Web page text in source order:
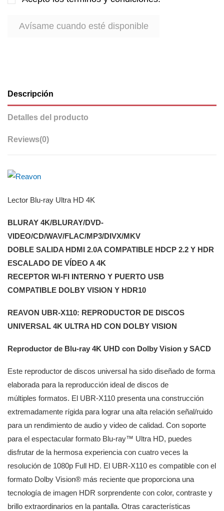
Descripción
Detalles del producto
Reviews(0)
Lector Blu-ray Ultra HD 4K
BLURAY 4K/BLURAY/DVD-
VIDEO/CD/WAV/FLAC/MP3/DIVX/MKV
DOBLE SALIDA HDMI 2.0A COMPATIBLE HDCP 2.2 Y HDR
ESCALADO DE VÍDEO A 4K
RECEPTOR WI-FI INTERNO Y PUERTO USB
COMPATIBLE DOLBY VISION Y HDR10
REAVON UBR-X110: REPRODUCTOR DE DISCOS
UNIVERSAL 4K ULTRA HD CON DOLBY VISION
Reproductor de Blu-ray 4K UHD con Dolby Vision y SACD
Este reproductor de discos universal ha sido diseñado de forma
elaborada para la reproducción ideal de discos de
múltiples formatos. El UBR-X110 presenta una construcción
extremadamente rígida para lograr una alta relación señal/ruido
para un rendimiento de audio y video de calidad. Con soporte
para el espectacular formato Blu-ray™ Ultra HD, puedes
disfrutar de la hermosa experiencia con cuatro veces la
resolución de 1080p Full HD. El UBR-X110 es compatible con el
formato Dolby Vision® más reciente que proporciona una
tecnología de imagen HDR sorprendente con color, contraste y
brillo extraordinarios en la pantalla. Otras características